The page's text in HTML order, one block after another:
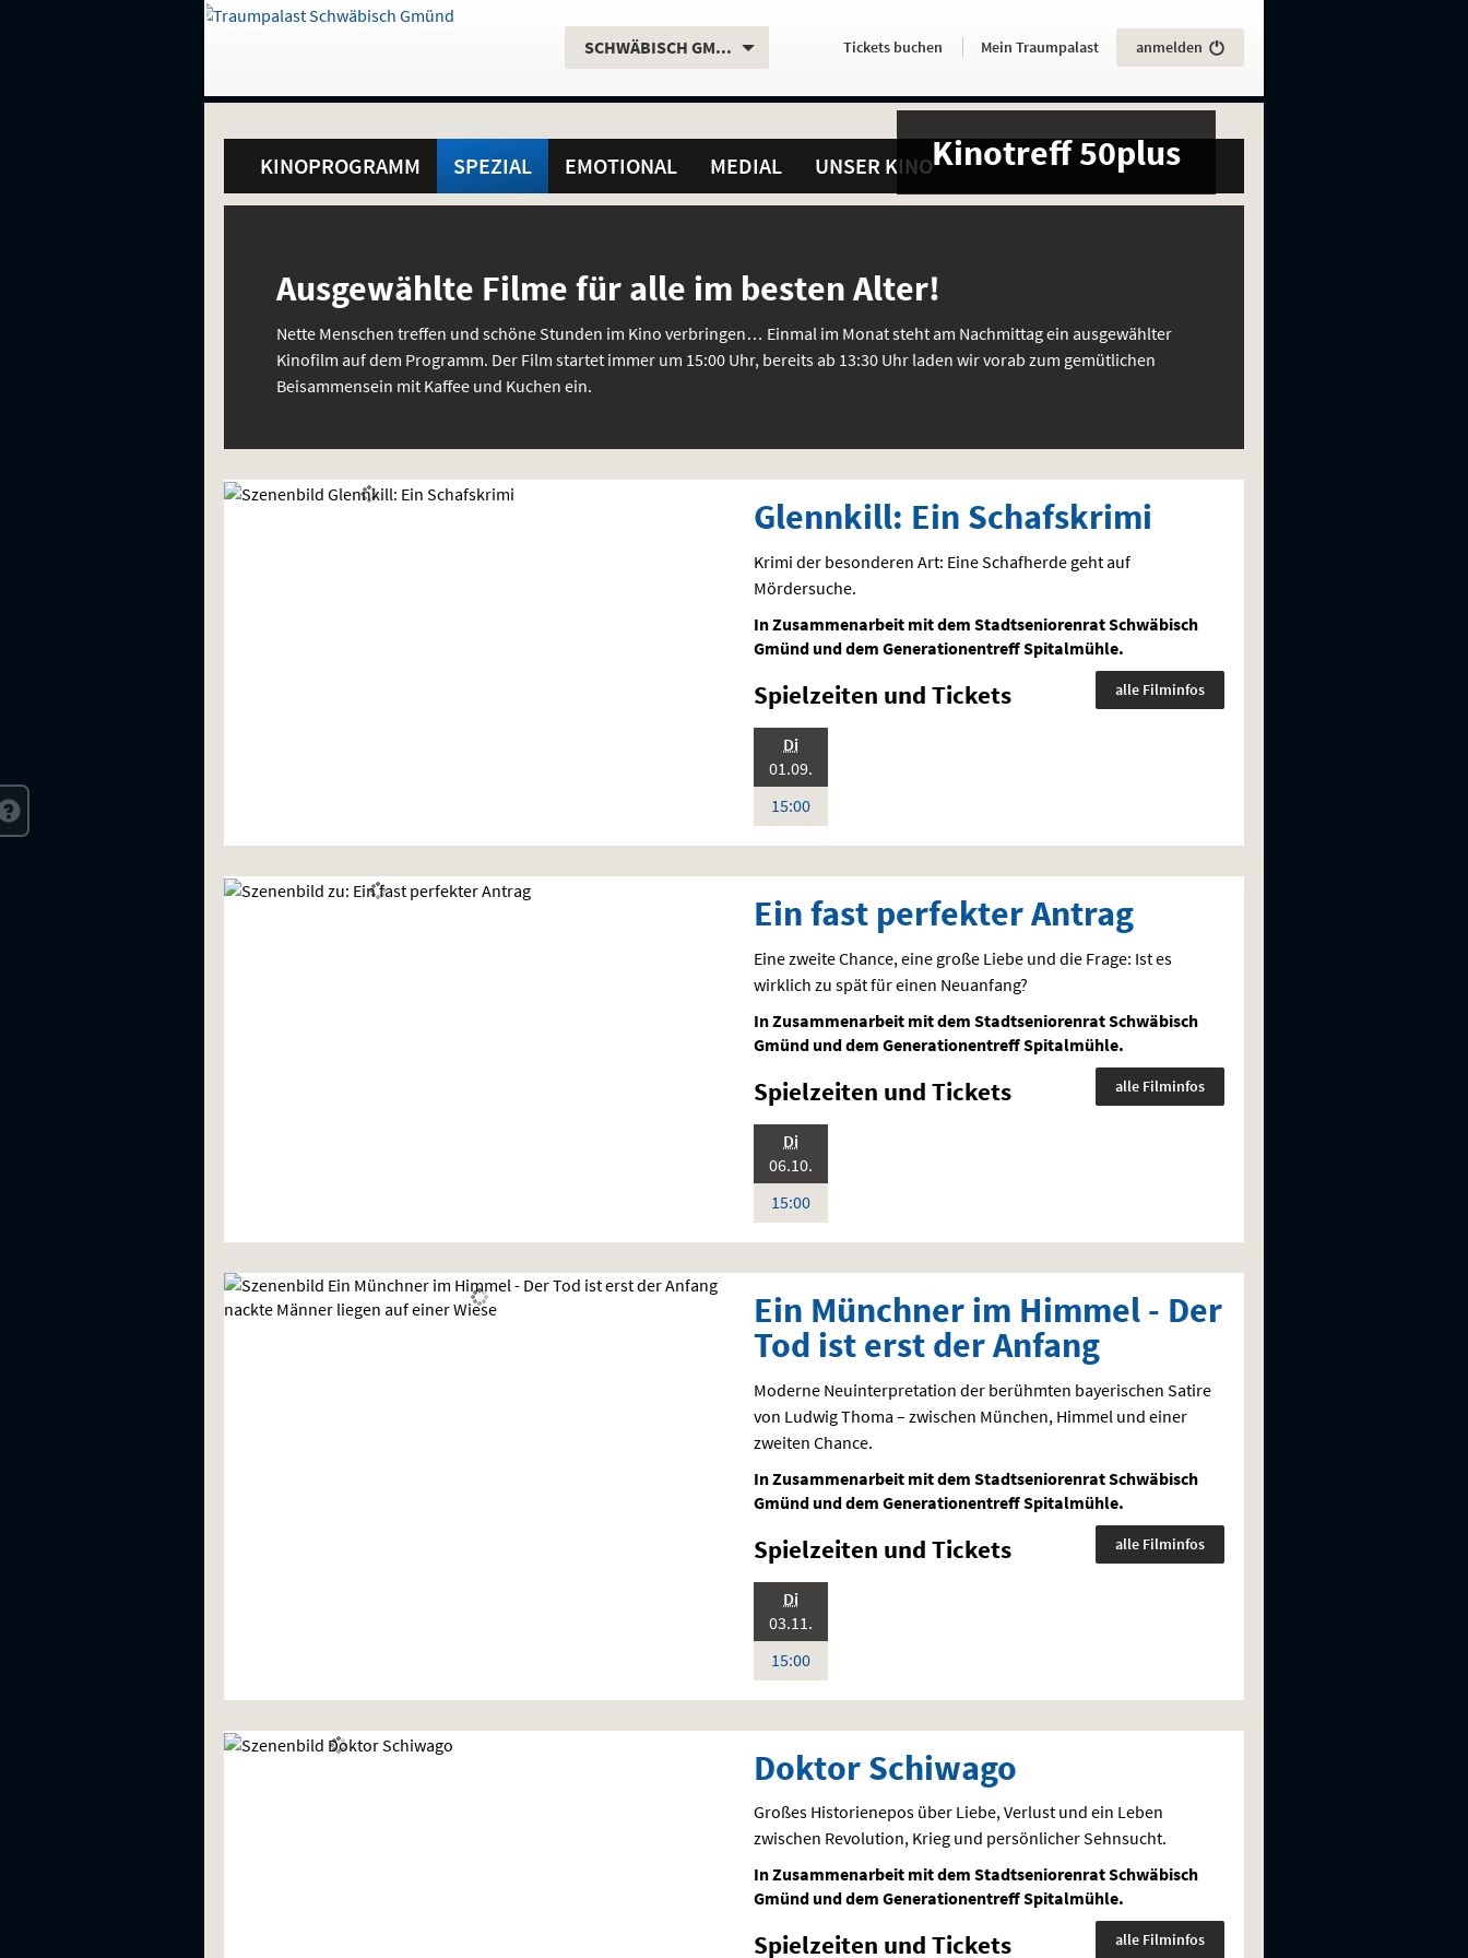
direkt
Inhalt
Menü
und
Gehe
Standortauswahl
Aktueller
SCHWÄBISCH GMÜND. Servicefunktionen
Aktuelles
HierTickets buchen . Mein Traumpalast anmelden
KINOPROGRAMM SPEZIAL EMOTIONAL MEDIAL UNSER KINO
Interessen
Kinotreff 50plus
Ausgewählte Filme für alle im besten Alter!
Nette Menschen treffen und schöne Stunden im Kino verbringen… Einmal im Monat steht am Nachmittag ein ausgewählter
Kinofilm auf dem Programm. Der Film startet immer um 15:00 Uhr, bereits ab 13:30 Uhr laden wir vorab zum gemütlichen
Beisammensein mit Kaffee und Kuchen ein.
Glennkill: Ein Schafskrimi
Krimi der besonderen Art: Eine Schafherde geht auf
Mördersuche.
In Zusammenarbeit mit dem Stadtseniorenrat Schwäbisch
Gmünd und dem Generationentreff Spitalmühle.
alle Filminfos
Spielzeiten und Tickets
Standardfassung
Sprache:
Deutsch
Di
01.09.
15:00Uhr
Ein fast perfekter Antrag
Eine zweite Chance, eine große Liebe und die Frage: Ist es
wirklich zu spät für einen Neuanfang?
In Zusammenarbeit mit dem Stadtseniorenrat Schwäbisch
Gmünd und dem Generationentreff Spitalmühle.
alle Filminfos
Spielzeiten und Tickets
Standardfassung
Sprache:
Deutsch
Di
06.10.
15:00Uhr
Ein Münchner im Himmel - Der
Tod ist erst der Anfang
Moderne Neuinterpretation der berühmten bayerischen Satire
von Ludwig Thoma – zwischen München, Himmel und einer
zweiten Chance.
In Zusammenarbeit mit dem Stadtseniorenrat Schwäbisch
Gmünd und dem Generationentreff Spitalmühle.
alle Filminfos
Spielzeiten und Tickets
Standardfassung
Sprache:
Deutsch
Di
03.11.
15:00Uhr
Doktor Schiwago
Großes Historienepos über Liebe, Verlust und ein Leben
zwischen Revolution, Krieg und persönlicher Sehnsucht.
In Zusammenarbeit mit dem Stadtseniorenrat Schwäbisch
Gmünd und dem Generationentreff Spitalmühle.
alle Filminfos
Spielzeiten und Tickets